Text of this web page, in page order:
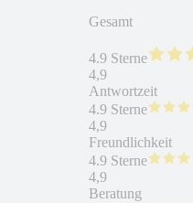
Gesamt
4.9 Sterne
4,9
Antwortzeit
4.9 Sterne
4,9
Freundlichkeit
4.9 Sterne
4,9
Beratung